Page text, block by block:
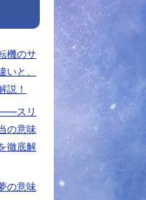
機のサ
と、
説！
――スリ
の意味
徹底解
の意味